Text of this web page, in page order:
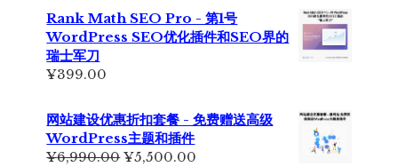
为：
¥7,999.00。
格
为：
Rank Math SEO Pro - 第1号
WordPress SEO优化插件和SEO界的
瑞士军刀
¥399.00
网站建设优惠折扣套餐 - 免费赠送高级
WordPress主题和插件
¥6,990.00原
¥5,500.00